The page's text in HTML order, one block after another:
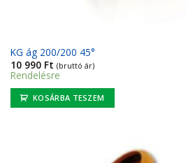
KG ág 200/200 45°
10 990 Ft (bruttó ár)
Rendelésre
KOSÁRBA TESZEM